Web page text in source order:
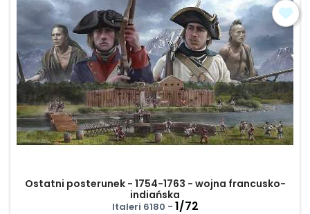
Ostatni posterunek - 1754-1763 - wojna francusko-
indiańska
Italeri 6180 - 1/72